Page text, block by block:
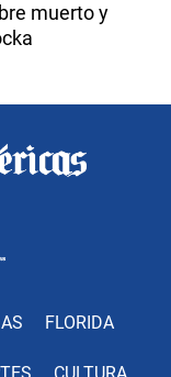
muerto y
FLORIDA